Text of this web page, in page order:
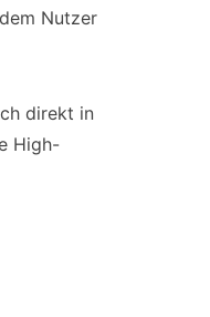
Nutzer
direkt in
High-